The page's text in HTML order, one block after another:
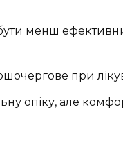
менш
при
опіку, але